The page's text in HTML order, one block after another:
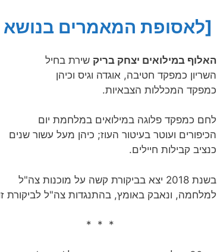
[לאסופת המאמרים
האלוף במילואים יצחק בריק שירת בחיל
השריון כמפקד חטיבה, אוגדה וגיס וכיהן
כמפקד המכללות הצבאיות.
לחם כמפקד פלוגה במילואים במלחמת יום
הכיפורים ועוטר בעיטור העוז; כיהן מעל עשור שנים
כנציב קבילות חיילים.
בשנת 2018 יצא בביקורת קשה על מוכנות צה"ל
למלחמה, ונאבק באומץ, בהתנגדות צה"ל לביקורת
* * *